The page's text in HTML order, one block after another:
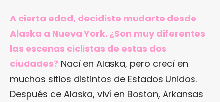
A cierta edad, decidiste mudarte desde
Alaska a Nueva York. ¿Son muy diferentes
las escenas ciclistas de estas dos
ciudades? Nací en Alaska, pero crecí en
muchos sitios distintos de Estados Unidos.
Después de Alaska, viví en Boston, Arkansas